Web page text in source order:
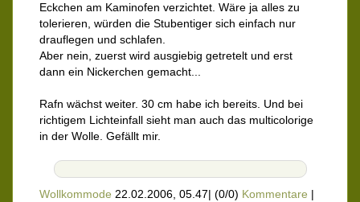
Eckchen am Kaminofen verzichtet. Wäre ja alles zu
tolerieren, würden die Stubentiger sich einfach nur
drauflegen und schlafen.
Aber nein, zuerst wird ausgiebig getretelt und erst
dann ein Nickerchen gemacht...
Rafn wächst weiter. 30 cm habe ich bereits. Und bei
richtigem Lichteinfall sieht man auch das multicolorige
in der Wolle. Gefällt mir.
Wollkommode 22.02.2006, 05.47| (0/0) Kommentare |